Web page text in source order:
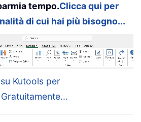
tempo.Clicca qui per
di cui hai più bisogno...
Kutools per